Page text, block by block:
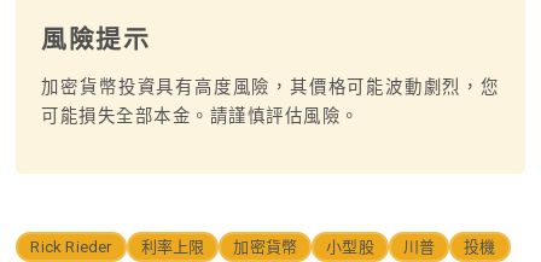
風險提示
加密貨幣投資具有高度風險，其價格可能波動劇烈，您
可能損失全部本金。請謹慎評估風險。
Rick Rieder 利率上限 加密貨幣 小型股 川普 投機